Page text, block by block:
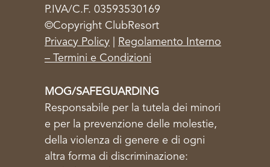
P.IVA/C.F. 03593530169
©Copyright ClubResort
Privacy Policy
Regolamento Interno
– Termini e Condizioni
MOG/SAFEGUARDING
Responsabile per la tutela dei minori
e per la prevenzione delle molestie,
della violenza di genere e di ogni
altra forma di discriminazione: